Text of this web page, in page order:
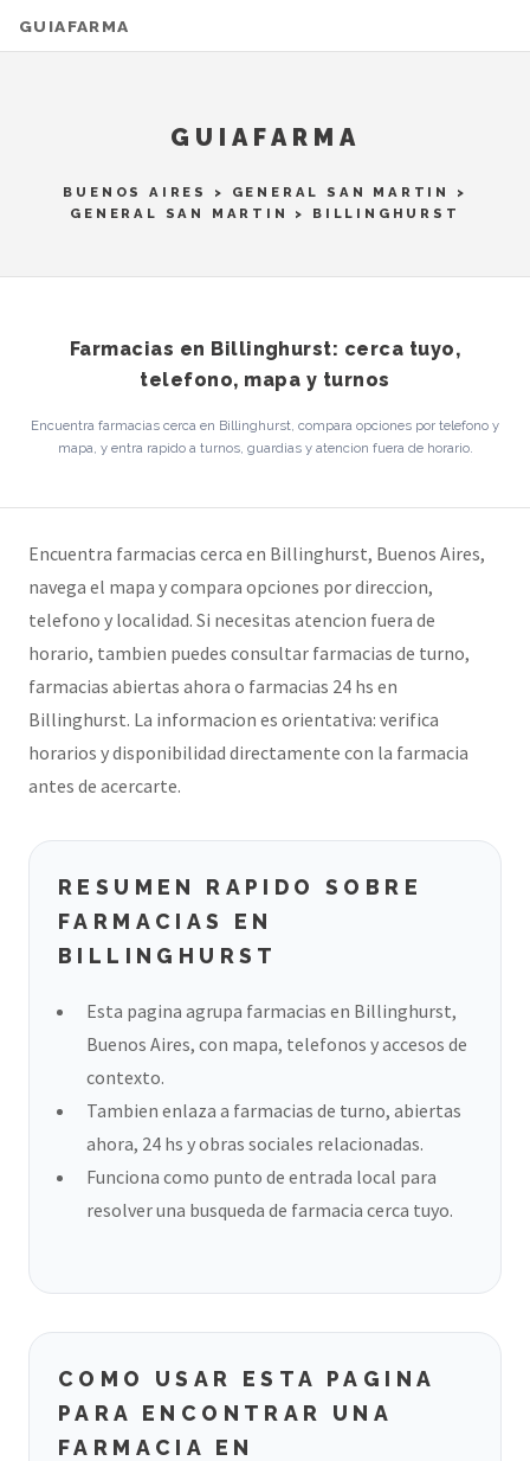
GUIAFARMA
GUIAFARMA
BUENOS AIRES > GENERAL SAN MARTIN
>
GENERAL SAN MARTIN
> BILLINGHURST
Farmacias en Billinghurst: cerca tuyo,
telefono, mapa y turnos
Encuentra farmacias cerca en Billinghurst, compara opciones por telefono y
mapa, y entra rapido a turnos, guardias y atencion fuera de horario.
Encuentra farmacias cerca en Billinghurst, Buenos Aires,
navega el mapa y compara opciones por direccion,
telefono y localidad. Si necesitas atencion fuera de
horario, tambien puedes consultar farmacias de turno,
farmacias abiertas ahora o farmacias 24 hs en
Billinghurst. La informacion es orientativa: verifica
horarios y disponibilidad directamente con la farmacia
antes de acercarte.
RESUMEN RAPIDO SOBRE
FARMACIAS EN
BILLINGHURST
Esta pagina agrupa farmacias en Billinghurst,
Buenos Aires, con mapa, telefonos y accesos de
contexto.
Tambien enlaza a farmacias de turno, abiertas
ahora, 24 hs y obras sociales relacionadas.
Funciona como punto de entrada local para
resolver una busqueda de farmacia cerca tuyo.
COMO USAR ESTA PAGINA
PARA ENCONTRAR UNA
FARMACIA EN